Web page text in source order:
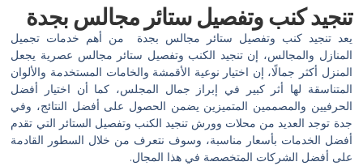
تنجيد كنب وتفصيل ستائر مجالس بجدة
يعد تنجيد كنب وتفصيل ستائر مجالس بجدة من أهم خدمات تجميل
المنازل والمجالس، إن تنجيد الكنب وتفصيل ستائر مجالس عصرية يجعل
المنزل أكثر جمالًا، إن اختيار نوعية الأقمشة والخامات المستخدمة والألوان
المتناسقة لها أثر كبير في إبراز جمال المجلس، كما أن اختيار أفضل
الحرفيين والمصممين المتميزين يضمن الحصول على أفضل النتائج، وفي
جدة توجد العديد من محلات وورش تنجيد الكنب وتفصيل الستائر التي تقدم
أفضل الخدمات بأسعار مناسبة، وسوف نتعرف من خلال السطور القادمة
على أفضل الشركات المتخصصة في هذا المجال.